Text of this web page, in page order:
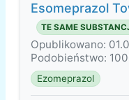
Esomeprazol
TE SAME
Opublikowano:
Podobieństwo:
Ezomeprazol